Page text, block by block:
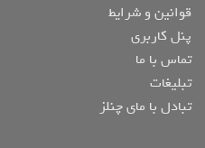
قوانین و شرایط
پنل کاربری
تماس با ما
تبلیغات
تبادل با مای چنلز